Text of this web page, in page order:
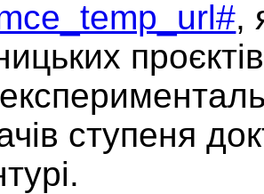
,
ступеня